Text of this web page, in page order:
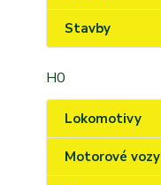
Stavby
H0
Lokomotivy
Motorové vozy